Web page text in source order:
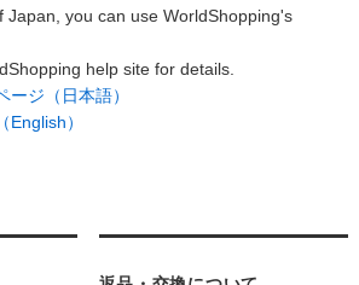
Japan, you can use WorldShopping's
help site for details.
ジ（日本語）
）